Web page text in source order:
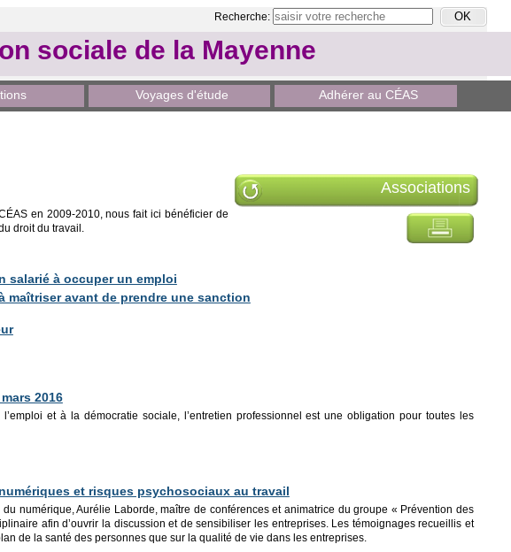
Recherche:
sociale de la Mayenne
Voyages d'étude Adhérer au CÉAS
Associations
en 2009-2010, nous fait ici bénéficier de
droit du travail.
salarié à occuper un emploi
avant de prendre une sanction
2016
et à la démocratie sociale, l’entretien professionnel est une obligation pour toutes les
et risques psychosociaux au travail
numérique, Aurélie Laborde, maître de conférences et animatrice du groupe « Prévention des
afin d’ouvrir la discussion et de sensibiliser les entreprises. Les témoignages recueillis et
de la santé des personnes que sur la qualité de vie dans les entreprises.